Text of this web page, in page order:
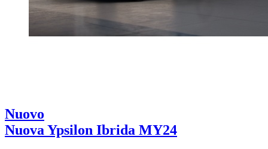
Nuovo
Nuova Ypsilon Ibrida MY24